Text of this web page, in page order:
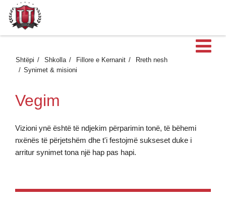
Shtëpi Shkolla Fillore e Kernanit
Rreth nesh
Synimet & misioni
Vegim
Vizioni ynë është të ndjekim përparimin tonë, të bëhemi
nxënës të përjetshëm dhe t'i festojmë sukseset duke i
arritur synimet tona një hap pas hapi.